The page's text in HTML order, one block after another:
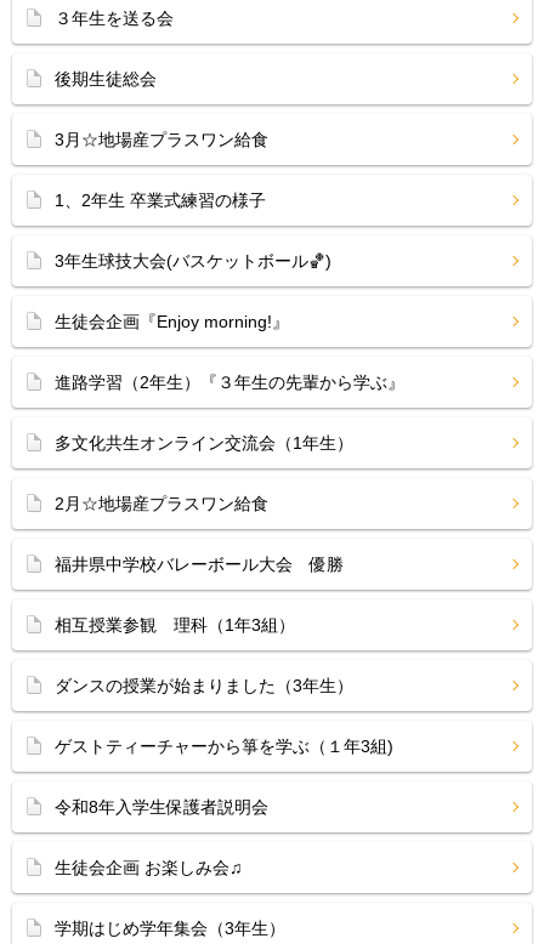
３年生を送る会
後期生徒総会
3月☆地場産プラスワン給食
1、2年生 卒業式練習の様子
3年生球技大会(バスケットボール🏀)
生徒会企画『Enjoy morning!』
進路学習（2年生）『３年生の先輩から学ぶ』
多文化共生オンライン交流会（1年生）
2月☆地場産プラスワン給食
福井県中学校バレーボール大会 優勝
相互授業参観 理科（1年3組）
ダンスの授業が始まりました（3年生）
ゲストティーチャーから箏を学ぶ（１年3組)
令和8年入学生保護者説明会
生徒会企画 お楽しみ会♫
学期はじめ学年集会（3年生）